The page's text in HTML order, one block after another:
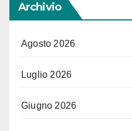
Archivio
Agosto 2026
Luglio 2026
Giugno 2026